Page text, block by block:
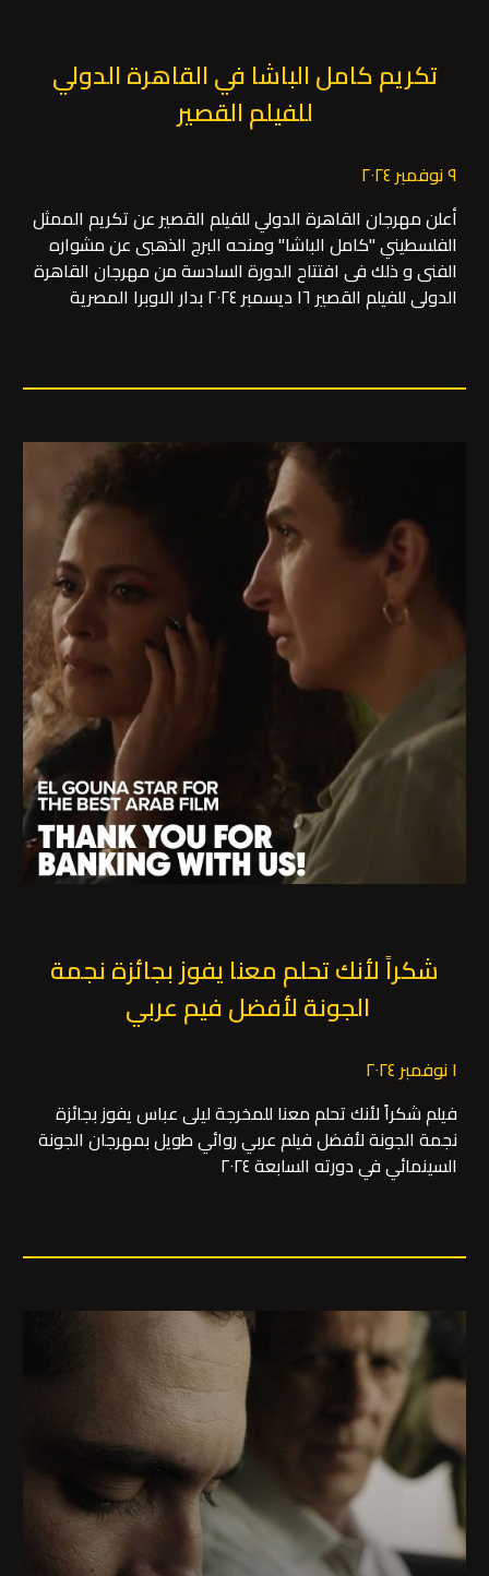
تكريم كامل الباشا في القاهرة الدولي
للفيلم القصير
٩ نوفمبر ٢٠٢٤
أعلن مهرجان القاهرة الدولي للفيلم القصير عن تكريم الممثل
الفلسطيني "كامل الباشا" ومنحه البرج الذهبى عن مشواره
الفنى و ذلك فى افتتاح الدورة السادسة من مهرجان القاهرة
الدولى للفيلم القصير ١٦ ديسمبر ٢٠٢٤ بدار الاوبرا المصرية
شكراً لأنك تحلم معنايفوز بجائزة نجمة
الجونة لأفضل فيم عربي
١ نوفمبر ٢٠٢٤
فيلم شكراً لأنك تحلم معنا للمخرجة ليلى عباس يفوز بجائزة
نجمة الجونة لأفضل فيلم عربي روائي طويل بمهرجان الجونة
السينمائي في دورته السابعة ٢٠٢٤